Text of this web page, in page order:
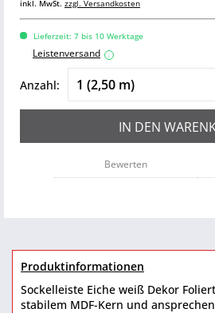
inkl. MwSt. zzgl. Versandkosten
Lieferzeit: 7 bis 10 Werktage
Leistenversand i
Anzahl:
IN DEN
Bewerten
Produktinformationen
Sockelleiste Eiche weiß Dekor
stabilem MDF-Kern und